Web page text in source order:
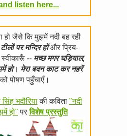
listen here...
हो जैसे कि मुझमें नदी बह रही
टीलों पर मन्दिर होंऔर प्रिय-
-- मच्छ मगर घड़ियाल,
हो। मेरा बदन काट कर नहरें
पोषण पहुँचाएँ।
भदौरियाकी कविता "नदी
हो" परविशेष प्रस्तुति